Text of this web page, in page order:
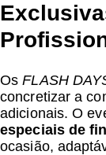
OsFLASH
concretizar a
adicionais. O
especiais de
ocasião,